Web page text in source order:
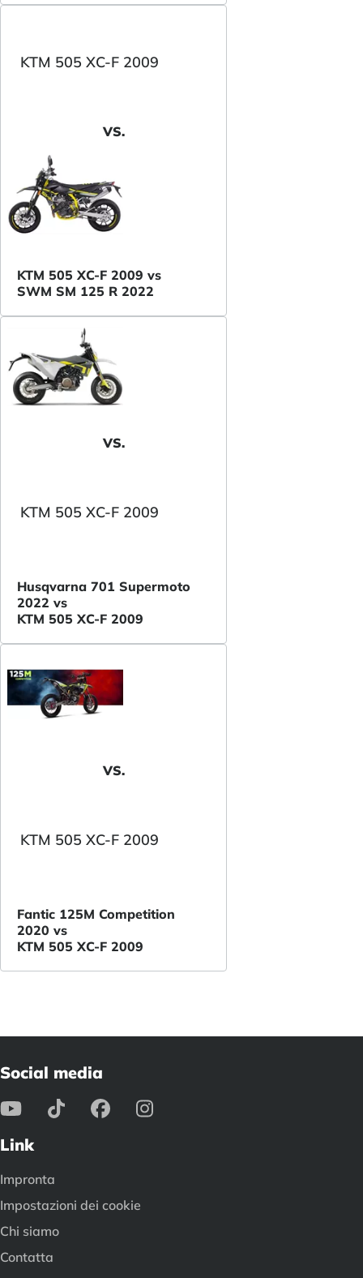
KTM 505 XC-F 2009
VS.
KTM 505 XC-F 2009 vs
SWM SM 125 R 2022
VS.
KTM 505 XC-F 2009
Husqvarna 701 Supermoto
2022 vs
KTM 505 XC-F 2009
VS.
KTM 505 XC-F 2009
Fantic 125M Competition
2020 vs
KTM 505 XC-F 2009
Social media
Link
Impronta
Impostazioni dei cookie
Chi siamo
Contatta